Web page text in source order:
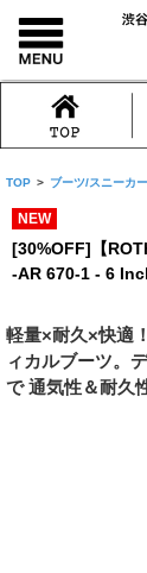
TOP > ブーツ/スニーカー
NEW
[30%OFF]【
-AR 670-1 - 6
軽量×耐久×快適
ィカルブーツ。
で 通気性＆耐久